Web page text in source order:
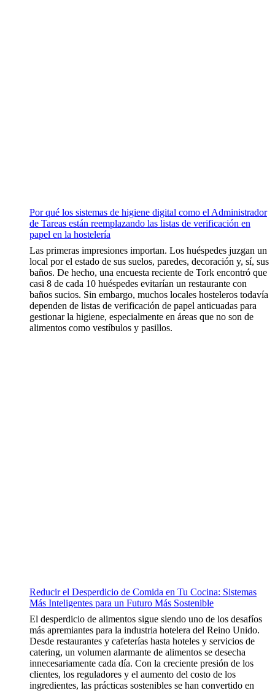
Por qué los sistemas de higiene digital como el Administrador
de Tareas están reemplazando las listas de verificación en
papel en la hostelería
Las primeras impresiones importan. Los huéspedes juzgan un
local por el estado de sus suelos, paredes, decoración y, sí, sus
baños. De hecho, una encuesta reciente de Tork encontró que
casi 8 de cada 10 huéspedes evitarían un restaurante con
baños sucios. Sin embargo, muchos locales hosteleros todavía
dependen de listas de verificación de papel anticuadas para
gestionar la higiene, especialmente en áreas que no son de
alimentos como vestíbulos y pasillos.
Reducir el Desperdicio de Comida en Tu Cocina: Sistemas
Más Inteligentes para un Futuro Más Sostenible
El desperdicio de alimentos sigue siendo uno de los desafíos
más apremiantes para la industria hotelera del Reino Unido.
Desde restaurantes y cafeterías hasta hoteles y servicios de
catering, un volumen alarmante de alimentos se desecha
innecesariamente cada día. Con la creciente presión de los
clientes, los reguladores y el aumento del costo de los
ingredientes, las prácticas sostenibles se han convertido en